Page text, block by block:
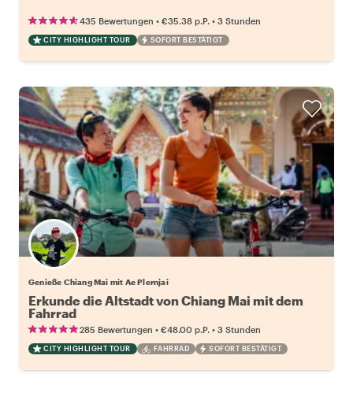
435 Bewertungen • €35.38 p.P. • 3 Stunden
CITY HIGHLIGHT TOUR SOFORT BESTÄTIGT
Genieße Chiang Mai mit Ae Plernjai
Erkunde die Altstadt von Chiang Mai mit dem
Fahrrad
285 Bewertungen • €48.00 p.P. • 3 Stunden
CITY HIGHLIGHT TOUR FAHRRAD SOFORT BESTÄTIGT